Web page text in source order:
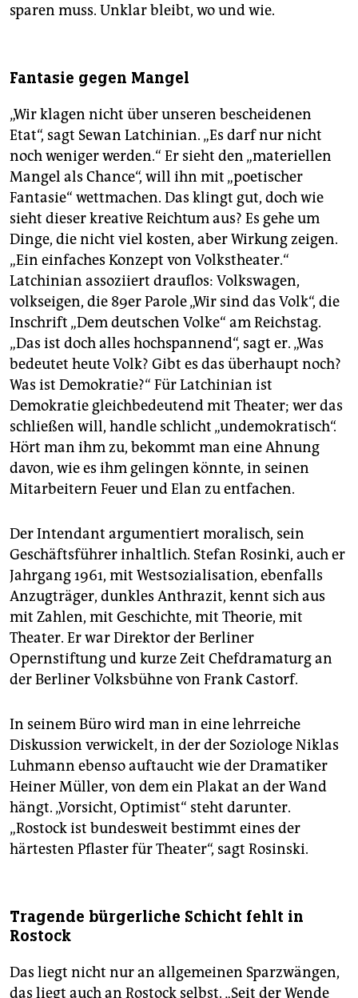
sparen muss. Unklar bleibt, wo und wie.
Fantasie gegen Mangel
„Wir klagen nicht über unseren bescheidenen
Etat“, sagt Sewan Latchinian. „Es darf nur nicht
noch weniger werden.“ Er sieht den „materiellen
Mangel als Chance“, will ihn mit „poetischer
Fantasie“ wettmachen. Das klingt gut, doch wie
sieht dieser kreative Reichtum aus? Es gehe um
Dinge, die nicht viel kosten, aber Wirkung zeigen.
„Ein einfaches Konzept von Volkstheater.“
Latchinian assoziiert drauflos: Volkswagen,
volkseigen, die 89er Parole „Wir sind das Volk“, die
Inschrift „Dem deutschen Volke“ am Reichstag.
„Das ist doch alles hochspannend“, sagt er. „Was
bedeutet heute Volk? Gibt es das überhaupt noch?
Was ist Demokratie?“ Für Latchinian ist
Demokratie gleichbedeutend mit Theater; wer das
schließen will, handle schlicht „undemokratisch“.
Hört man ihm zu, bekommt man eine Ahnung
davon, wie es ihm gelingen könnte, in seinen
Mitarbeitern Feuer und Elan zu entfachen.
Der Intendant argumentiert moralisch, sein
Geschäftsführer inhaltlich. Stefan Rosinki, auch er
Jahrgang 1961, mit Westsozialisation, ebenfalls
Anzugträger, dunkles Anthrazit, kennt sich aus
mit Zahlen, mit Geschichte, mit Theorie, mit
Theater. Er war Direktor der Berliner
Opernstiftung und kurze Zeit Chefdramaturg an
der Berliner Volksbühne von Frank Castorf.
In seinem Büro wird man in eine lehrreiche
Diskussion verwickelt, in der der Soziologe Niklas
Luhmann ebenso auftaucht wie der Dramatiker
Heiner Müller, von dem ein Plakat an der Wand
hängt. „Vorsicht, Optimist“ steht darunter.
„Rostock ist bundesweit bestimmt eines der
härtesten Pflaster für Theater“, sagt Rosinski.
Tragende bürgerliche Schicht fehlt in
Rostock
Das liegt nicht nur an allgemeinen Sparzwängen,
das liegt auch an Rostock selbst. „Seit der Wende